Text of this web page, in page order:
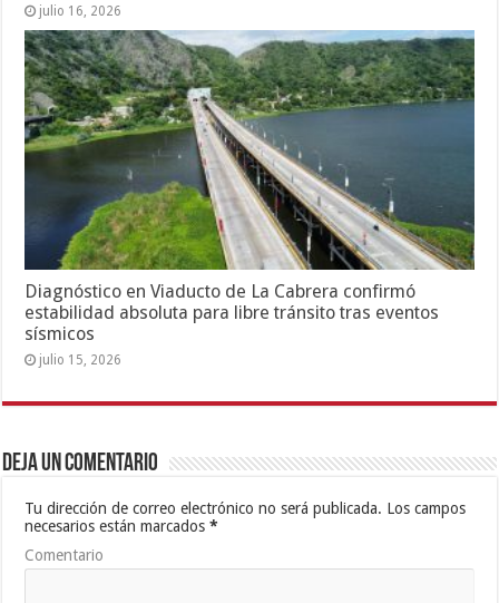
julio 16, 2026
Diagnóstico en Viaducto de La Cabrera confirmó
estabilidad absoluta para libre tránsito tras eventos
sísmicos
julio 15, 2026
Deja un comentario
Tu dirección de correo electrónico no será publicada. Los campos
necesarios están marcados*
Comentario